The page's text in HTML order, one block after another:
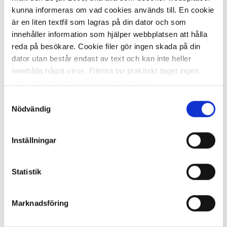
kunna informeras om vad cookies används till. En cookie
är en liten textfil som lagras på din dator och som
innehåller information som hjälper webbplatsen att hålla
reda på besökare. Cookie filer gör ingen skada på din
dator utan består endast av text och kan inte heller
innehålla något virus. Filerna tar praktiskt taget ingen
Den ena typen sparar en fil permanent på din dator,
dessa används för att exempelvis kunna mäta hur du
som besökare rör dig på hemsidan. Detta enbart för att
kunna erbjuda besökaren bättre tjänster och service.
funktioner för detta. Informationen som sparas på din
dator är endast ett unikt nummer utan någon koppling till
Nödvändig
Inställningar
Statistik
Marknadsföring
I lager 27 st ca 1-2 dagar
- + KÖP